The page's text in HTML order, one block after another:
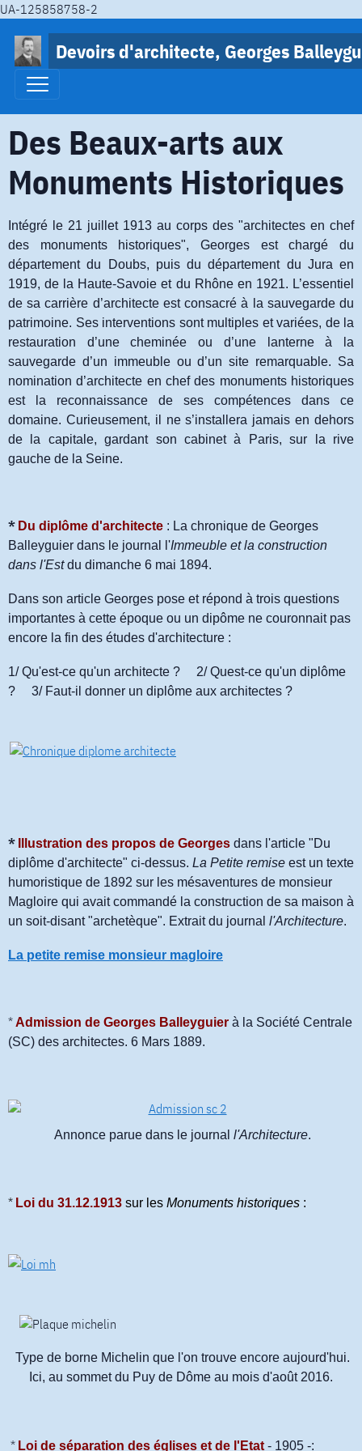
UA-125858758-2
Devoirs d'architecte, Georges
Des Beaux-arts aux
Monuments Historiques
Intégré le 21 juillet 1913 au corps des "architectes en chef
des monuments historiques", Georges est chargé du
département du Doubs, puis du département du Jura en
1919, de la Haute-Savoie et du Rhône en 1921. L’essentiel
de sa carrière d’architecte est consacré à la sauvegarde du
patrimoine. Ses interventions sont multiples et variées, de la
restauration d’une cheminée ou d’une lanterne à la
sauvegarde d’un immeuble ou d’un site remarquable. Sa
nomination d’architecte en chef des monuments historiques
est la reconnaissance de ses compétences dans ce
domaine. Curieusement, il ne s’installera jamais en dehors
de la capitale, gardant son cabinet à Paris, sur la rive
gauche de la Seine.
* Du diplôme d'architecte : La chronique de Georges
Balleyguier dans le journal l'Immeuble et la construction
dans l'Estdu dimanche 6 mai 1894.
Dans son article Georges pose et répond à trois questions
importantes à cette époque ou un dipôme ne couronnait pas
encore la fin des études d'architecture :
1/ Qu'est-ce qu'un architecte ? 2/ Quest-ce qu'un diplôme
? 3/ Faut-il donner un diplôme aux architectes ?
* Illustration des propos de Georges dans l'article "Du
diplôme d'architecte" ci-dessus. La Petite remise est un texte
humoristique de 1892 sur les mésaventures de monsieur
Magloire qui avait commandé la construction de sa maison à
un soit-disant "archetèque". Extrait du journal l'Architecture.
La petite remise monsieur magloire
*Admission de Georges Balleyguier à la Société Centrale
(SC) des architectes. 6 Mars 1889.
Annonce parue dans le journal l'Architecture.
* Loi du 31.12.1913 sur les Monuments historiques :
Type de borne Michelin que l'on trouve encore aujourd'hui.
Ici, au sommet du Puy de Dôme au mois d'août 2016.
* Loi de séparation des églises et de l'Etat - 1905 -: